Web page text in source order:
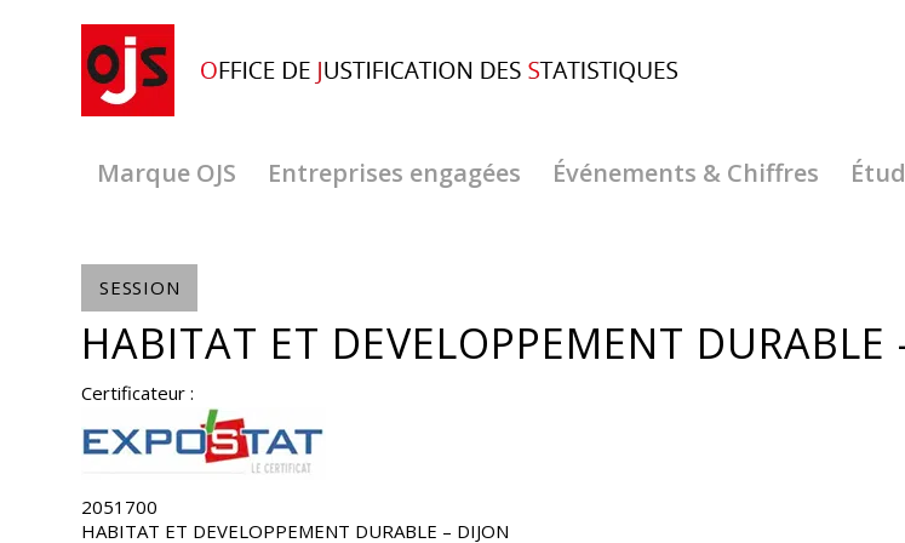
Marque OJS Entreprises engagées Événements & Chiffres
SESSION
HABITAT ET DEVELOPPEMENT
Certificateur :
2051700
HABITAT ET DEVELOPPEMENT DURABLE – DIJON